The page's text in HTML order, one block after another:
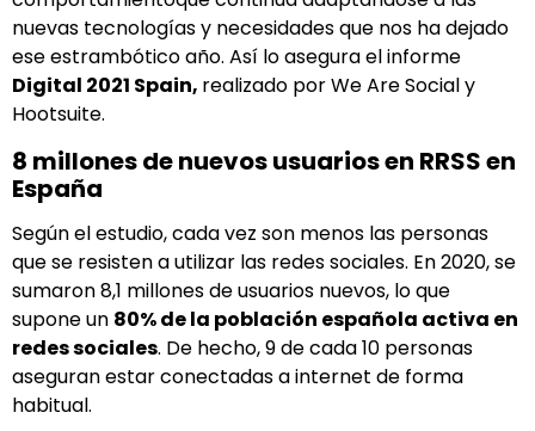
nuevas tecnologías y necesidades que nos ha dejado
ese estrambótico año. Así lo asegura el informe
Digital 2021 Spain, realizado por We Are Social y
Hootsuite.
8 millones de nuevos usuarios en RRSS en
España
Según el estudio, cada vez son menos las personas
que se resisten a utilizar las redes sociales. En 2020, se
sumaron 8,1 millones de usuarios nuevos, lo que
supone un 80% de la población española activa en
redes sociales. De hecho, 9 de cada 10 personas
aseguran estar conectadas a internet de forma
habitual.